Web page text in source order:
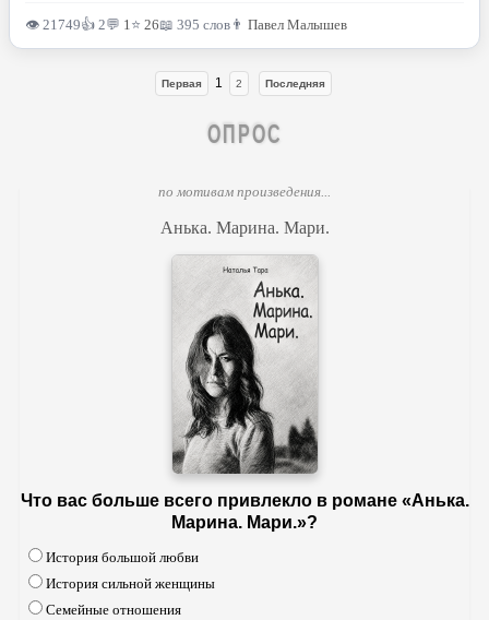
👁 21749👍 2💬 1⭐ 26📖 395 слов 👨 Павел Малышев
Первая 1 2 Последняя
ОПРОС
по мотивам произведения...
Анька. Марина. Мари.
Что вас больше всего привлекло в романе «Анька.
Марина. Мари.»?
История большой любви
История сильной женщины
Семейные отношения